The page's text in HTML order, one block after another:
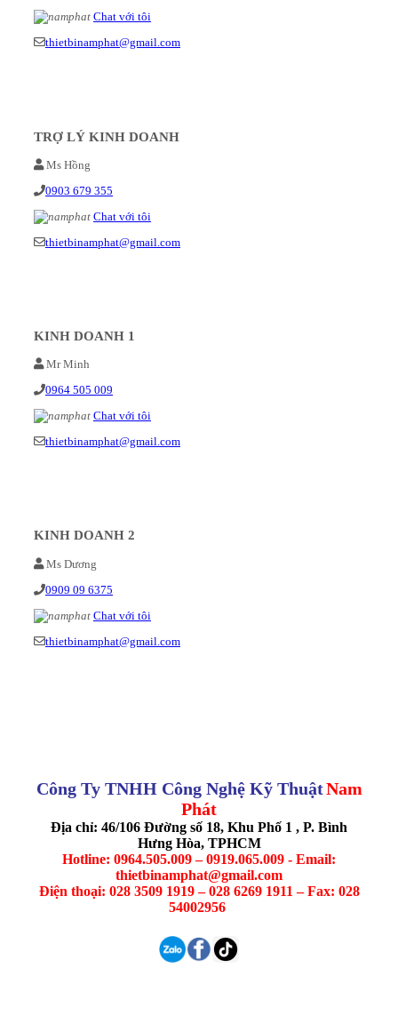
Chat với tôi
thietbinamphat@gmail.com
TRỢ LÝ KINH DOANH
Ms Hồng
0903 679 355
Chat với tôi
thietbinamphat@gmail.com
KINH DOANH 1
Mr Minh
0964 505 009
Chat với tôi
thietbinamphat@gmail.com
KINH DOANH 2
Ms Dương
0909 09 6375
Chat với tôi
thietbinamphat@gmail.com
Công Ty TNHH Công Nghệ Kỹ ThuậtNam
Phát
Địa chỉ: 46/106 Đường số 18, Khu Phố 1 , P. Bình
Hưng Hòa, TPHCM
Hotline: 0964.505.009 – 0919.065.009 - Email:
thietbinamphat@gmail.com
Điện thoại: 028 3509 1919 – 028 6269 1911 – Fax: 028
54002956